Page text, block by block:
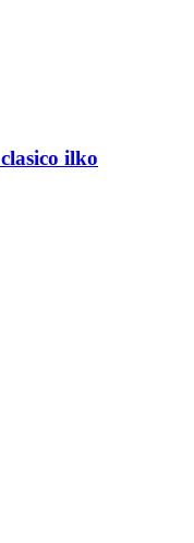
ilko